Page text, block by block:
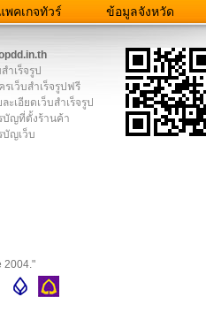
พคเกจทัวร์ ข้อมูลจังหวัด
สำเร็จรูป
รเว็บสำเร็จรูปฟรี
ละเอียดเว็บสำเร็จรูป
บัญที่ตั้งร้านค้า
บัญเว็บ
2004."